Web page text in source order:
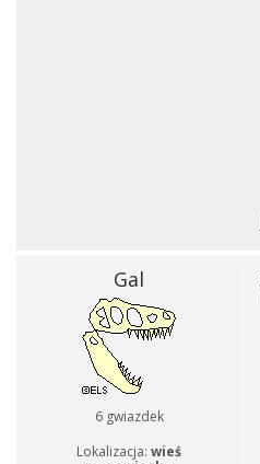
Gal
6 gwiazdek
Lokalizacja:wieś